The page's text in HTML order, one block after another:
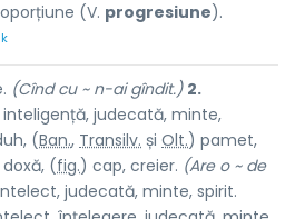
(V. progresiune).
(Cînd cu ~ n-ai gîndit.) 2.
judecată, minte,
(Ban., Transilv. și Olt.) pamet,
oxă, (fig.) cap, creier. (Are o ~ de
judecată, minte, spirit.